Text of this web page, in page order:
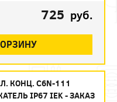
725 руб.
КОНЦ. C6N-111
IP67 IEK - ЗАКАЗ